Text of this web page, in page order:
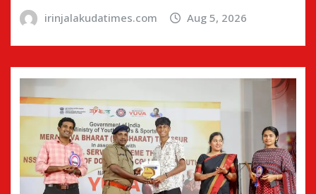
irinjalakudatimes.com Aug 5, 2026